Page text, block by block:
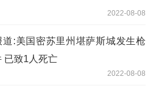
2022-08-08
道:美国密苏里州堪萨斯城发生枪
已致1人死亡
2022-08-08